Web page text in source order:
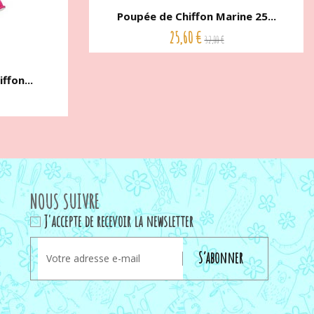
Poupée de Chiffon Marine 25...
25,60 € 32,00 €
NOUS SUIVRE
J'accepte de recevoir la newsletter
S’abonner